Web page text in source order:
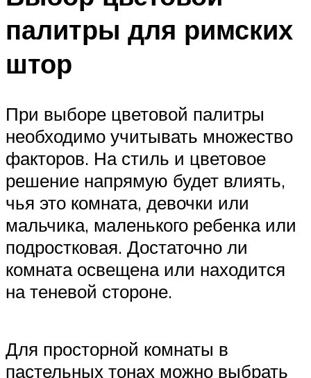
палитры для римских
штор
При выборе цветовой палитры
необходимо учитывать множество
факторов. На стиль и цветовое
решение напрямую будет влиять,
чья это комната, девочки или
мальчика, маленького ребенка или
подростковая. Достаточно ли
комната освещена или находится
на теневой стороне.
Для просторной комнаты в
пастельных тонах можно выбрать